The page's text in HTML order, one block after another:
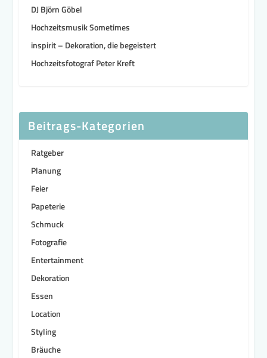
DJ Björn Göbel
Hochzeitsmusik Sometimes
inspirit – Dekoration, die begeistert
Hochzeitsfotograf Peter Kreft
Beitrags-Kategorien
Ratgeber
Planung
Feier
Papeterie
Schmuck
Fotografie
Entertainment
Dekoration
Essen
Location
Styling
Bräuche